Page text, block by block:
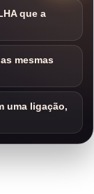
que a
mesmas
uma ligação,